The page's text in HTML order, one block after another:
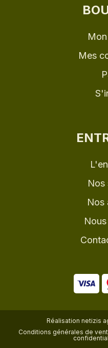
Mes
Nos
Nos
Réalisation netizis
Conditions générales de